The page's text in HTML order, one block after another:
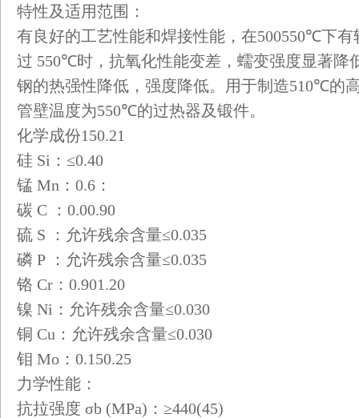
特性及适用范围：
有良好的工艺性能和焊接性能，在500550℃下有
过 550℃时，抗氧化性能变差，蠕变强度显著降
钢的热强性降低，强度降低。用于制造510℃的
管壁温度为550℃的过热器及锻件。
化学成份150.21
硅 Si ： ≤0.40
锰 Mn ： 0.6 ：
碳 C ： 0.00.90
硫 S ：允许残余含量≤0.035
磷 P ：允许残余含量≤0.035
铬 Cr ： 0.901.20
镍 Ni ：允许残余含量≤0.030
铜 Cu ：允许残余含量≤0.030
钼 Mo ： 0.150.25
力学性能：
抗拉强度 σb (MPa) ： ≥440(45)